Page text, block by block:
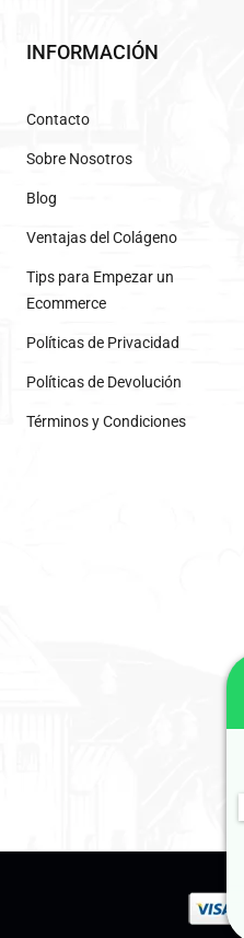
INFORMACIÓN
Contacto
Sobre Nosotros
Blog
Ventajas del Colágeno
Tips para Empezar un
Ecommerce
Políticas de Privacidad
Políticas de Devolución
Términos y Condiciones